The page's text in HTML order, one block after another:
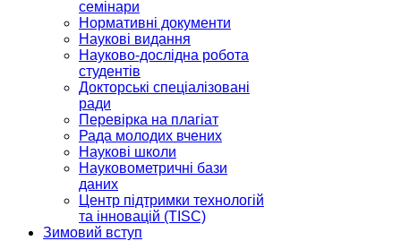
семінари
Нормативні документи
Наукові видання
Науково-дослідна робота
студентів
Докторські спеціалізовані
ради
Перевірка на плагіат
Рада молодих вчених
Наукові школи
Науковометричні бази
даних
Центр підтримки технологій
та інновацій (TISC)
Зимовий вступ